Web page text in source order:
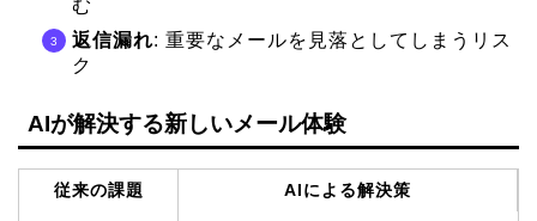
む
返信漏れ: 重要なメールを見落としてしまうリス
ク
AIが解決する新しいメール体験
従来の課題 AIによる解決策